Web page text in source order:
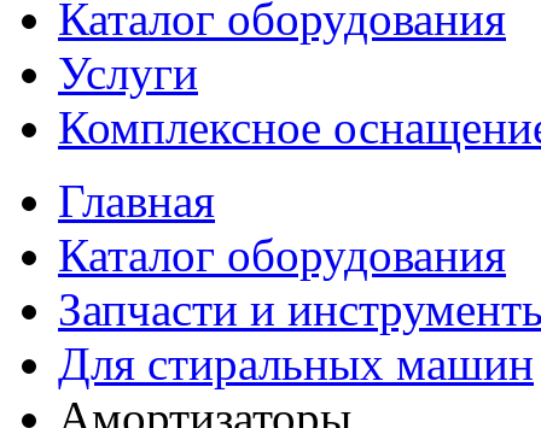
Каталог оборудования
Услуги
Комплексное
Главная
Каталог оборудования
Запчасти и
Для стиральных машин
Амортизаторы